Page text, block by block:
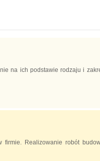
na ich podstawie rodzaju i
Realizowanie robót